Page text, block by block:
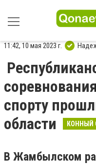
11:42, 10 мая 2023 г.
спорту
области
КОННЫЙ
В Жамбылском